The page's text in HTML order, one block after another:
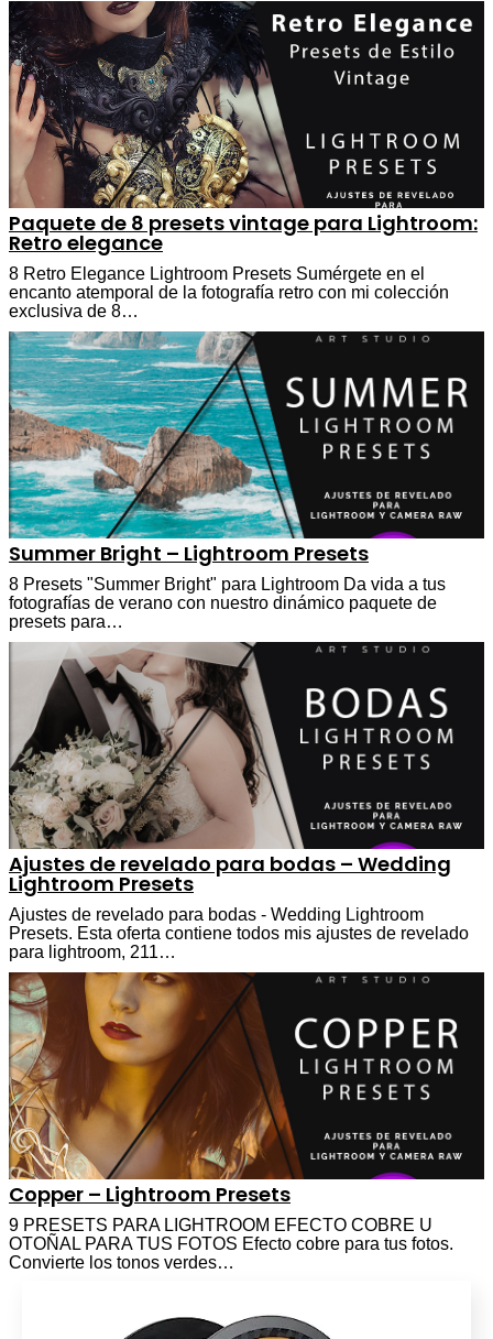
Paquete de 8 presets vintage para Lightroom:
Retro elegance
8 Retro Elegance Lightroom Presets Sumérgete en el
encanto atemporal de la fotografía retro con mi colección
exclusiva de 8…
Summer Bright – Lightroom Presets
8 Presets "Summer Bright" para Lightroom Da vida a tus
fotografías de verano con nuestro dinámico paquete de
presets para…
Ajustes de revelado para bodas – Wedding
Lightroom Presets
Ajustes de revelado para bodas - Wedding Lightroom
Presets. Esta oferta contiene todos mis ajustes de revelado
para lightroom, 211…
Copper – Lightroom Presets
9 PRESETS PARA LIGHTROOM EFECTO COBRE U
OTOÑAL PARA TUS FOTOS Efecto cobre para tus fotos.
Convierte los tonos verdes…